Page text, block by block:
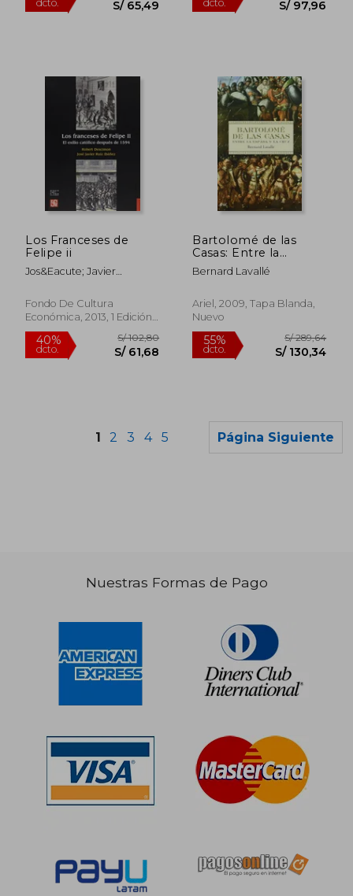
55% 55%
S/ 206,77 40%
Los Franceses de
Felipe ii
Jos&Eacute; Javier
Ib&Aacute;&Ntilde;Ez
Robert Descimon
Fondo De Cultura
Económica, 2013, 1 Edición,
Tapa Blanda, Nuevo
Bartolomé de las
Casas: Entre la
Espada y la Cruz
(Biografías)
Bernard Lavallé
Ariel, 2009, Tapa Blanda,
Nuevo
1 2 3 4 5 Página Siguiente
Nuestras Formas de Pago